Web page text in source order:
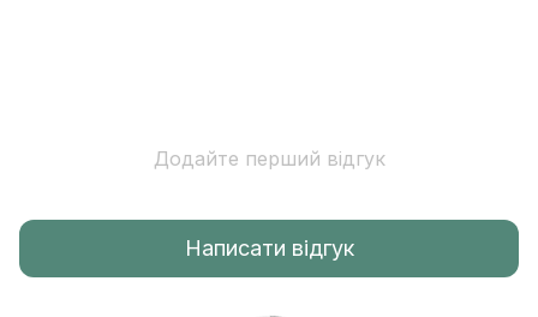
Додайте перший відгук
Написати відгук